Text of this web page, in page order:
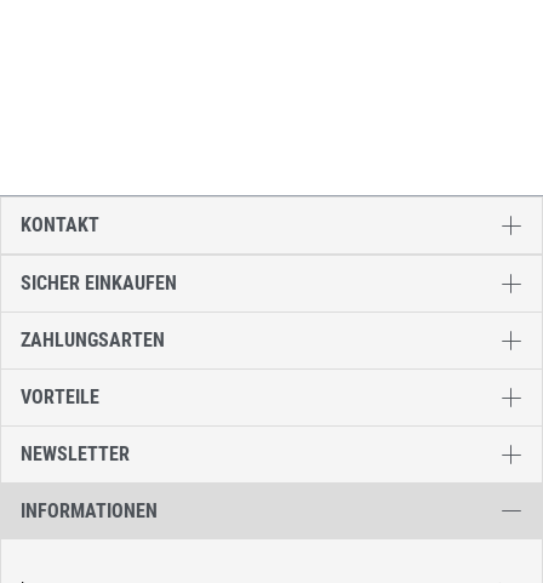
SICHER EINKAUFEN
ZAHLUNGSARTEN
VORTEILE
NEWSLETTER
INFORMATIONEN
KONTAKT